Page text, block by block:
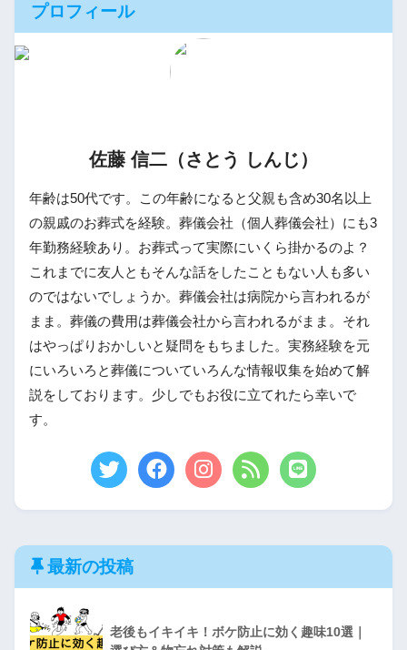
プロフィール
佐藤 信二（さとう しんじ）
年齢は50代です。この年齢になると父親も含め30名以上
の親戚のお葬式を経験。葬儀会社（個人葬儀会社）にも3
年勤務経験あり。お葬式って実際にいくら掛かるのよ？
これまでに友人ともそんな話をしたこともない人も多い
のではないでしょうか。葬儀会社は病院から言われるが
まま。葬儀の費用は葬儀会社から言われるがまま。それ
はやっぱりおかしいと疑問をもちました。実務経験を元
にいろいろと葬儀についていろんな情報収集を始めて解
説をしております。少しでもお役に立てれたら幸いで
す。
最新の投稿
老後もイキイキ！ボケ防止に効く趣味10選｜